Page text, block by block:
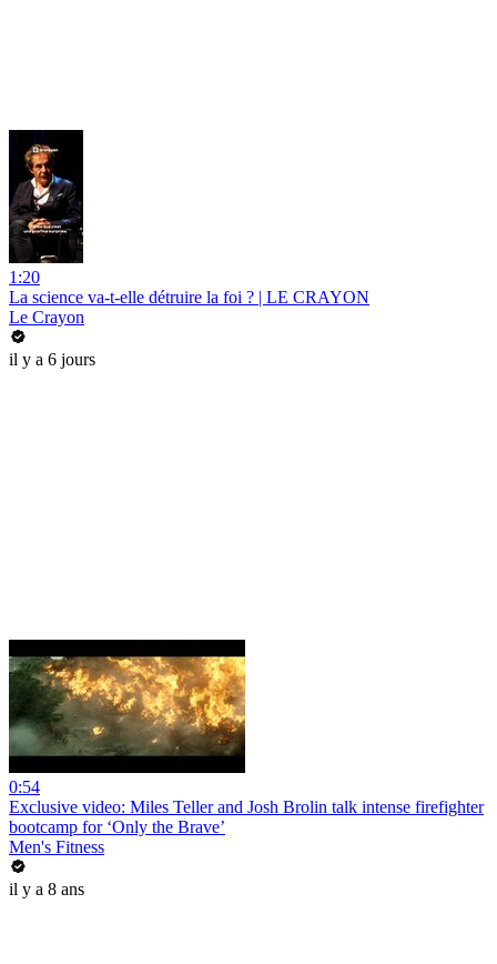
1:20
La science va-t-elle détruire la foi ? | LE CRAYON
Le Crayon
il y a 6 jours
0:54
Exclusive video: Miles Teller and Josh Brolin talk intense firefighter
bootcamp for ‘Only the Brave’
Men's Fitness
il y a 8 ans